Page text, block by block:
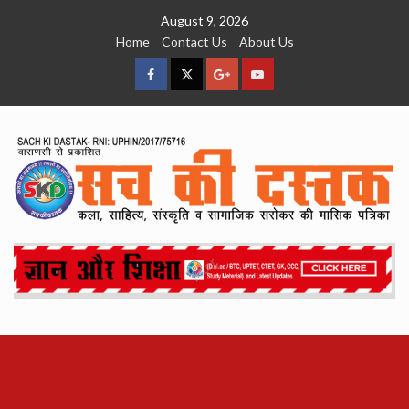
August 9, 2026
Home
Contact Us About Us
facebookTwitterGoogleYouTube